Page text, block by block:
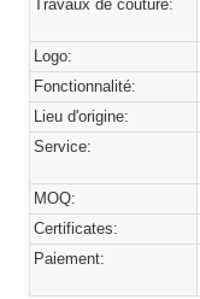
Travaux de couture:
Logo:
Fonctionnalité:
Lieu d'origine:
Service:
MOQ:
Certificates:
Paiement: